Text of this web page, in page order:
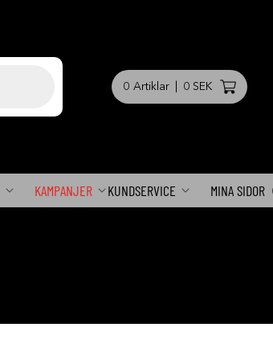
0 Artiklar 0 SEK
KAMPANJER KUNDSERVICE MINA SIDOR